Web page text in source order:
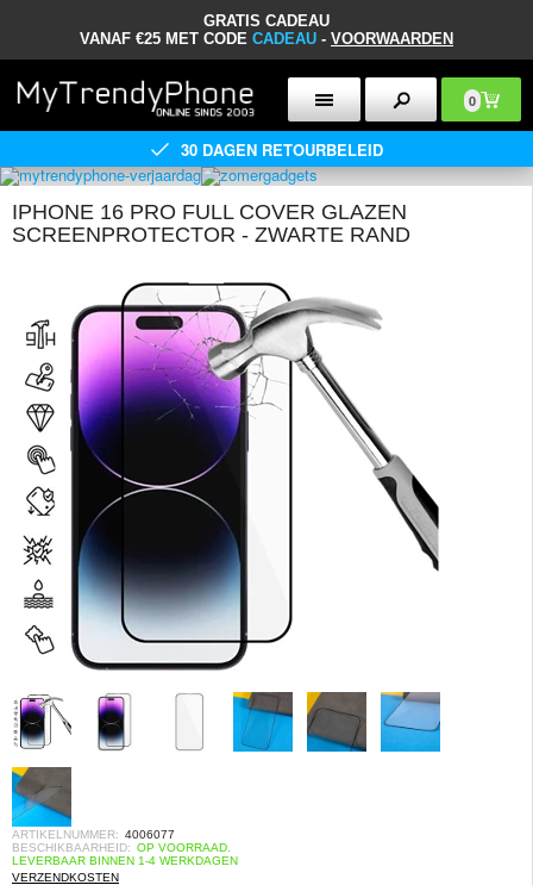
GRATIS CADEAU
VANAF €25 MET CODE CADEAU - VOORWAARDEN
0
30 DAGEN RETOURBELEID
IPHONE 16 PRO FULL COVER GLAZEN
SCREENPROTECTOR - ZWARTE RAND
ARTIKELNUMMER: 4006077
BESCHIKBAARHEID: OP VOORRAAD.
LEVERBAAR BINNEN 1-4 WERKDAGEN
VERZENDKOSTEN